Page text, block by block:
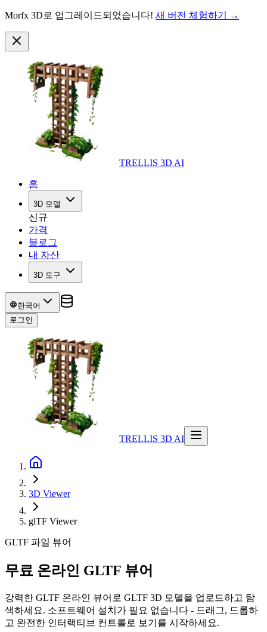
Morfx 3D로 업그레이드되었습니다! 새 버전 체험하기 →
TRELLIS 3D AI
홈
3D 모델
신규
가격
블로그
내 자산
3D 도구
한국어
로그인
TRELLIS 3D AI
3D Viewer
glTF Viewer
GLTF 파일 뷰어
무료 온라인 GLTF 뷰어
강력한 GLTF 온라인 뷰어로 GLTF 3D 모델을 업로드하고 탐
색하세요. 소프트웨어 설치가 필요 없습니다 - 드래그, 드롭하
고 완전한 인터랙티브 컨트롤로 보기를 시작하세요.